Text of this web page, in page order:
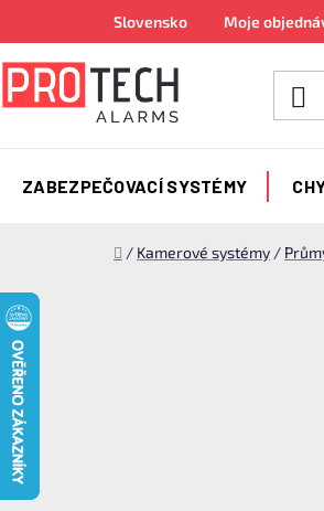
obsah
Slovensko Moje
ZABEZPEČOVACÍ SYSTÉMY
Domů
/ Kamerové systémy /